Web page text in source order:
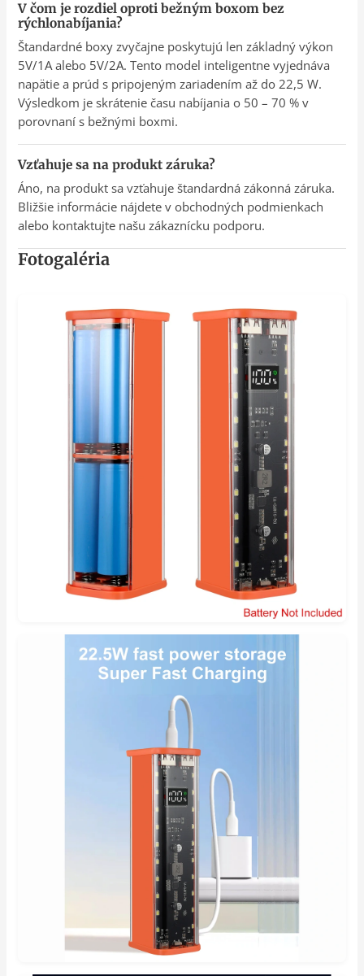
V čom je rozdiel oproti bežným boxom bez
rýchlonabíjania?
Štandardné boxy zvyčajne poskytujú len základný výkon
5V/1A alebo 5V/2A. Tento model inteligentne vyjednáva
napätie a prúd s pripojeným zariadením až do 22,5 W.
Výsledkom je skrátenie času nabíjania o 50 – 70 % v
porovnaní s bežnými boxmi.
Vzťahuje sa na produkt záruka?
Áno, na produkt sa vzťahuje štandardná zákonná záruka.
Bližšie informácie nájdete v obchodných podmienkach
alebo kontaktujte našu zákaznícku podporu.
Fotogaléria